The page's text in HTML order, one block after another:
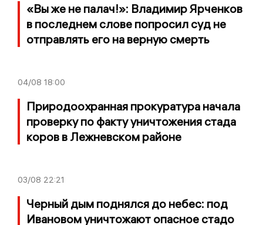
«Вы же не палач!»: Владимир Ярченков
в последнем слове попросил суд не
отправлять его на верную смерть
04/08 18:00
Природоохранная прокуратура начала
проверку по факту уничтожения стада
коров в Лежневском районе
03/08 22:21
Черный дым поднялся до небес: под
Ивановом уничтожают опасное стадо